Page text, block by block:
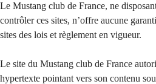
Le Mustang club de France, ne
contrôler ces sites, n’offre aucune
sites des lois et règlement en vigueur.
Le site du Mustang club de France
hypertexte pointant vers son contenu